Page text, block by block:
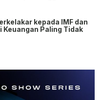
kepada IMF dan
Keuangan Paling Tidak